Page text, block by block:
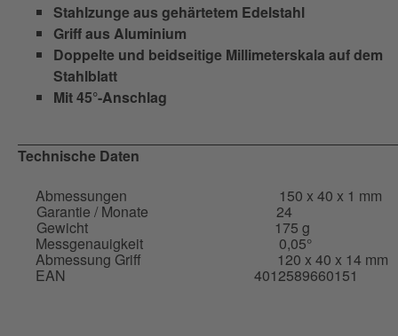
Stahlzunge aus gehärtetem Edelstahl
Griff aus Aluminium
Doppelte und beidseitige Millimeterskala auf dem
Stahlblatt
Mit 45°-Anschlag
Technische Daten
Abmessungen
150 x 40 x 1 mm
Garantie / Monate 24
Gewicht 175 g
Messgenauigkeit 0,05°
Abmessung Griff 120 x 40 x 14 mm
EAN 4012589660151